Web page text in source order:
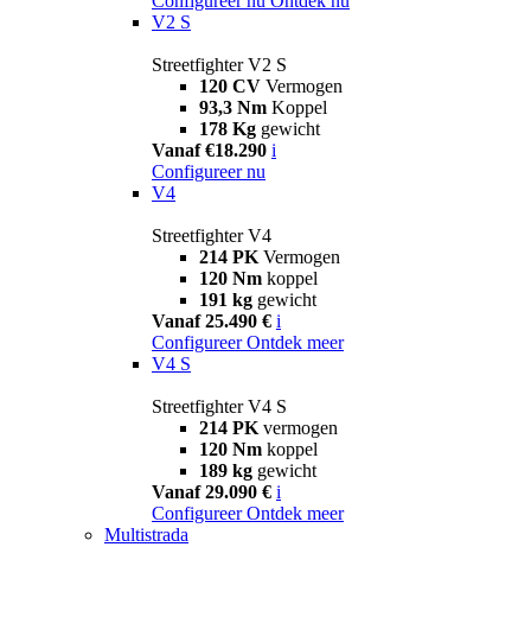
V2 S
Streetfighter V2 S
120 CV Vermogen
93,3 Nm Koppel
178 Kg gewicht
Vanaf €18.290 i
Configureer nu
V4
Streetfighter V4
214 PK Vermogen
120 Nm koppel
191 kg gewicht
Vanaf 25.490 € i
Configureer Ontdek meer
V4 S
Streetfighter V4 S
214 PK vermogen
120 Nm koppel
189 kg gewicht
Vanaf 29.090 € i
Configureer Ontdek meer
Multistrada